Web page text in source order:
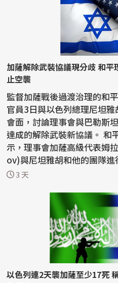
加薩解除武裝協議現分歧 和
止空襲
監督加薩戰後過渡治理的和
官員3日與以色列總理尼坦
會面，討論理事會與巴勒斯
達成的解除武裝新協議。 和平理事會在一份聲明中表
示，理事會加薩高級代表姆
ov)與尼坦雅胡和他的團隊
談。 ...
3 天
以色列連2天襲加薩至少17死